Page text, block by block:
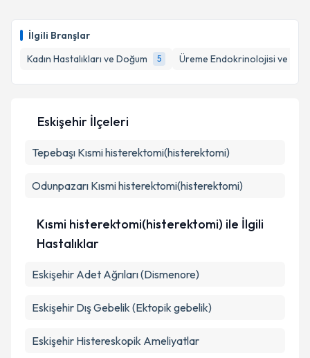
İlgili Branşlar
Kadın Hastalıkları ve Doğum
5 Üreme Endokrinolojisi ve
Takvim Talebini Gönder
randevu almanız için bir takvim hazırlandığında e-
posta ile bilgilendireceğiz.
E-posta Adresiniz
Kişisel verilerimin işlenmesine ilişkinAydınlatma
kapsamda işlenmesini kabul ediyorum.
Takvim Talebini Gönder
Eskişehir İlçeleri
Tepebaşı Kısmi histerektomi(histerektomi)
Odunpazarı Kısmi histerektomi(histerektomi)
Kısmi histerektomi(histerektomi) ile İlgili
Hastalıklar
Eskişehir Adet Ağrıları (Dismenore)
Eskişehir Dış Gebelik (Ektopik gebelik)
Eskişehir Histereskopik Ameliyatlar